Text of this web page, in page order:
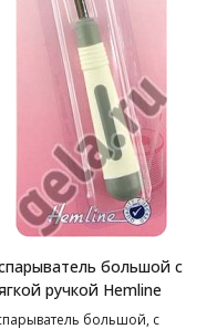
большой с
ручкой Hemline
большой, с